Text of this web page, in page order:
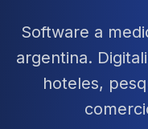
Software a
argentina.
hoteles,